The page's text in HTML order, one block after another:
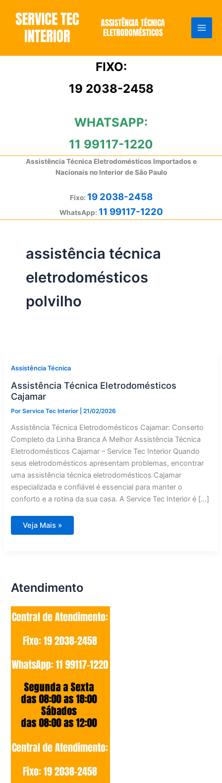
conteúdo
FIXO:
19 2038-2458
WHATSAPP:
11 99117-1220
Assistência Técnica Eletrodomésticos Importados e
Nacionais no Interior de São Paulo
Fixo: 19 2038-2458
WhatsApp: 11 99117-1220
assistência técnica
eletrodomésticos
polvilho
Assistência Técnica
Assistência Técnica Eletrodomésticos
Cajamar
PorService Tec Interior |21/02/2026
Assistência Técnica Eletrodomésticos Cajamar: Conserto
Completo da Linha Branca A Melhor Assistência Técnica
Eletrodomésticos Cajamar – Service Tec Interior Quando
seus eletrodomésticos apresentam problemas, encontrar
uma assistência técnica eletrodomésticos Cajamar
especializada e confiável é essencial para manter o
conforto e a rotina da sua casa. A Service Tec Interior é […]
Assistência
Técnica
Veja Mais »
Atendimento